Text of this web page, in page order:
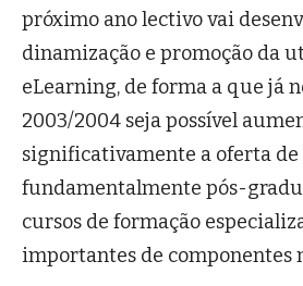
próximo ano lectivo vai
dinamização e promoção da
eLearning, de forma a que já
2003/2004 seja possível
significativamente a oferta de
fundamentalmente pós-
cursos de formação
importantes de componentes